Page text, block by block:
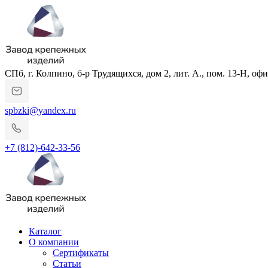
СПб, г. Колпино, б-р Трудящихся, дом 2, лит. А., пом. 13-Н,
spbzki@yandex.ru
+7 (812)-642-33-56
Каталог
О компании
Сертификаты
Статьи